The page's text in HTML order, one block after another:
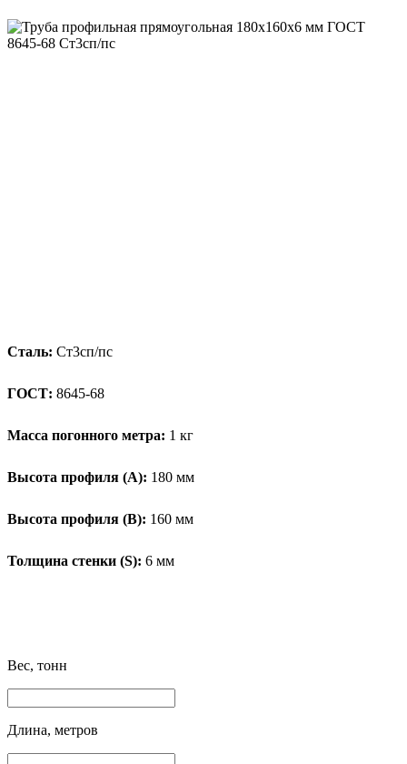
Сталь: Ст3сп/пс
ГОСТ: 8645-68
Масса погонного метра: 1 кг
Высота профиля (А): 180 мм
Высота профиля (B): 160 мм
Толщина стенки (S): 6 мм
Вес, тонн
Длина, метров